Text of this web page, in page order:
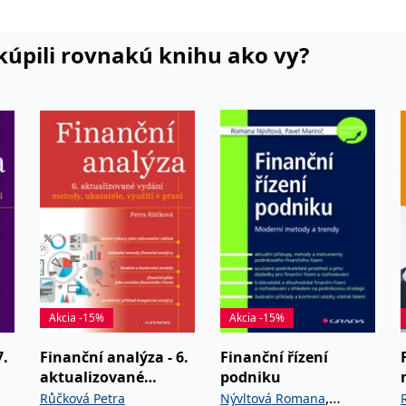
v
rovnakú knihu ako vy?
Akcia -15%
Finanční analýza - 6.
aktualizované
vydání
Růčková Petra
Akcia -15%
Finanční řízení
podniku
Nývltová Romana,